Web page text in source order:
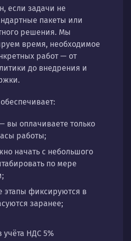
если задачи не
пакеты или
решения. Мы
время, необходимое
работ — от
до внедрения и
вы оплачиваете только
работы;
начать с небольшого
по мере
этапы фиксируются в
заранее;
настройки,
учёта НДС 5%